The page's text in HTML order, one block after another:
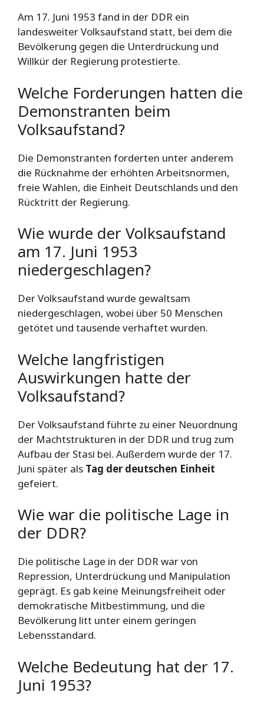
Am 17. Juni 1953 fand in der DDR ein
landesweiter Volksaufstand statt, bei dem die
Bevölkerung gegen die Unterdrückung und
Willkür der Regierung protestierte.
Welche Forderungen hatten die
Demonstranten beim
Volksaufstand?
Die Demonstranten forderten unter anderem
die Rücknahme der erhöhten Arbeitsnormen,
freie Wahlen, die Einheit Deutschlands und den
Rücktritt der Regierung.
Wie wurde der Volksaufstand
am 17. Juni 1953
niedergeschlagen?
Der Volksaufstand wurde gewaltsam
niedergeschlagen, wobei über 50 Menschen
getötet und tausende verhaftet wurden.
Welche langfristigen
Auswirkungen hatte der
Volksaufstand?
Der Volksaufstand führte zu einer Neuordnung
der Machtstrukturen in der DDR und trug zum
Aufbau der Stasi bei. Außerdem wurde der 17.
Juni später als Tag der deutschen Einheit
gefeiert.
Wie war die politische Lage in
der DDR?
Die politische Lage in der DDR war von
Repression, Unterdrückung und Manipulation
geprägt. Es gab keine Meinungsfreiheit oder
demokratische Mitbestimmung, und die
Bevölkerung litt unter einem geringen
Lebensstandard.
Welche Bedeutung hat der 17.
Juni 1953?